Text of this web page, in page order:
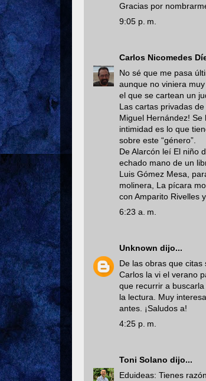
Gracias por
9:05 p. m.
Carlos Nicomedes
No sé que me pasa
aunque no viniera
el que se cartean un
Las cartas privadas
Miguel Hernández!
intimidad es lo que
sobre este “género”.
De Alarcón leí El niño
echado mano de un
Luis Gómez Mesa,
molinera, La pícara
con Amparito Rivelles
6:23 a. m.
Unknown dijo...
De las obras que
Carlos la vi el verano
que recurrir a
la lectura. Muy
antes. ¡Saludos a!
4:25 p. m.
Toni Solano dijo...
Eduideas: Tienes